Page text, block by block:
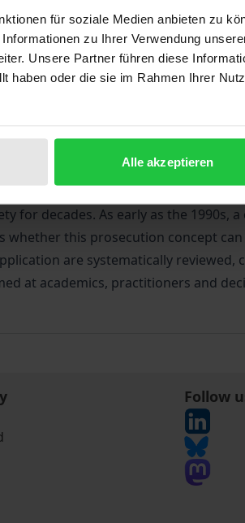
für soziale Medien anbieten zu
zu Ihrer Verwendung
Unsere Partner führen diese
haben oder die sie im Rahmen Ihrer
Alle akzeptieren
for decades. As early as the 1990s,
this prosecution concept
are systematically reviewed,
at academics, practitioners and
Follow